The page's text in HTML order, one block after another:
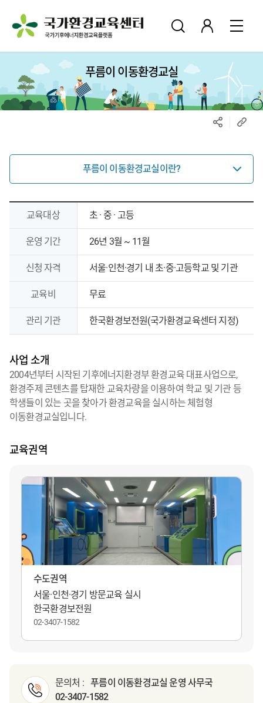
푸름이 이동환경교실
푸름이 이동환경교실이란?
푸름이
이동환경교실
교육대상,
자격,
교육비,
기관
정보
제공
교육대상 초 · 중 · 고등
운영 기간 26년 3월 ~ 11월
신청 자격 서울·인천·경기 내 초·중·고등학교 및 기관
교육비 무료
관리 기관 한국환경보전원(국가환경교육센터 지정)
사업 소개
2004년부터 시작된 기후에너지환경부 환경교육 대표사업으로,
환경주제 콘텐츠를 탑재한 교육차량을 이용하여 학교 및 기관 등
학생들이 있는 곳을 찾아가 환경교육을 실시하는 체험형
이동환경교실입니다.
교육권역
수도권역
서울·인천·경기 방문교육 실시
한국환경보전원
02-3407-1582
문의처 : 푸름이 이동환경교실 운영 사무국
02-3407-1582